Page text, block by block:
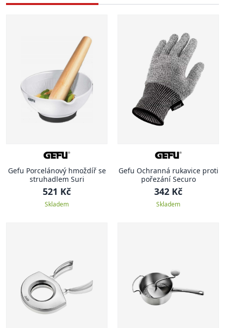
Gefu Porcelánový hmoždíř se
struhadlem Suri
521 Kč
Skladem
Gefu Ochranná rukavice proti
pořezání Securo
342 Kč
Skladem